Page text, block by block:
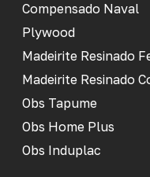
Compensado Naval
Plywood
Madeirite Resinado
Madeirite Resinado
Obs Tapume
Obs Home Plus
Obs Induplac